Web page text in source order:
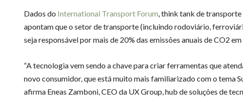
Dados do International Transport Forum, think tank de
apontam que o setor de transporte (incluindo rodoviário,
seja responsável por mais de 20% das emissões anuais de CO2
“A tecnologia vem sendo a chave para criar ferramentas que
novo consumidor, que está muito mais familiarizado com o tema
afirma Eneas Zamboni, CEO da UX Group, hub de soluções de